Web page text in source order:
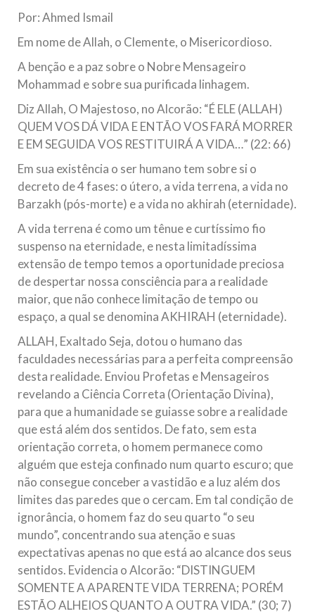
10 DE NOVEMBRO DE 2013
(A.S.)
Em nome de Deus, o Clemente, o Misericordioso! Diante da
muçulmanos, o Imam Ali Ibn Al-Hussein Ibn Ali Ibn Abi Táleb
(A.S.), conhecido por “Zein Al-Ábidin” (Formosura
3 DE JULHO DE 2014
Centro Islâmico no Brasil recebe o ex-
Na noite da quinta-feira, 03 de Abril, o Centro Islâmico no
Brasil recebeu em sua sede, em São Paulo, o ex-ministro das
Relações Exteriores da República Islâmica do Irã, Sr. Kamal
Kharrazi, que encontra-se visitando
Por: Ahmed Ismail
Em nome de Allah, o Clemente, o Misericordioso.
A benção e a paz sobre o Nobre Mensageiro
Mohammad e sobre sua purificada linhagem.
Diz Allah, O Majestoso, no Alcorão: “É ELE (ALLAH)
QUEM VOS DÁ VIDA E ENTÃO VOS FARÁ MORRER
E EM SEGUIDA VOS RESTITUIRÁ A VIDA…” (22: 66)
Em sua existência o ser humano tem sobre si o
decreto de 4 fases: o útero, a vida terrena, a vida no
Barzakh (pós-morte) e a vida no akhirah (eternidade).
A vida terrena é como um tênue e curtíssimo fio
suspenso na eternidade, e nesta limitadíssima
extensão de tempo temos a oportunidade preciosa
de despertar nossa consciência para a realidade
maior, que não conhece limitação de tempo ou
espaço, a qual se denomina AKHIRAH (eternidade).
ALLAH, Exaltado Seja, dotou o humano das
faculdades necessárias para a perfeita compreensão
desta realidade. Enviou Profetas e Mensageiros
revelando a Ciência Correta (Orientação Divina),
para que a humanidade se guiasse sobre a realidade
que está além dos sentidos. De fato, sem esta
orientação correta, o homem permanece como
alguém que esteja confinado num quarto escuro; que
não consegue conceber a vastidão e a luz além dos
limites das paredes que o cercam. Em tal condição de
ignorância, o homem faz do seu quarto “o seu
mundo”, concentrando sua atenção e suas
expectativas apenas no que está ao alcance dos seus
sentidos. Evidencia o Alcorão: “DISTINGUEM
SOMENTE A APARENTE VIDA TERRENA; PORÉM
ESTÃO ALHEIOS QUANTO A OUTRA VIDA.” (30; 7)